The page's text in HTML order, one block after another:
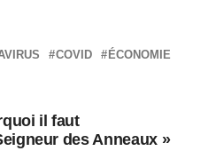
COVID
ÉCONOMIE
il faut
des Anneaux »